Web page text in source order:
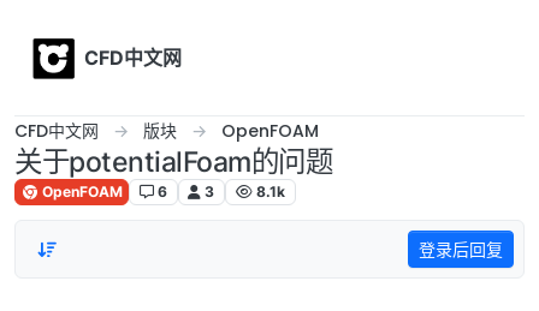
CFD中文网
CFD中文网 版块 OpenFOAM
关于potentialFoam的问题
OpenFOAM 6 3 8.1k
登录后回复